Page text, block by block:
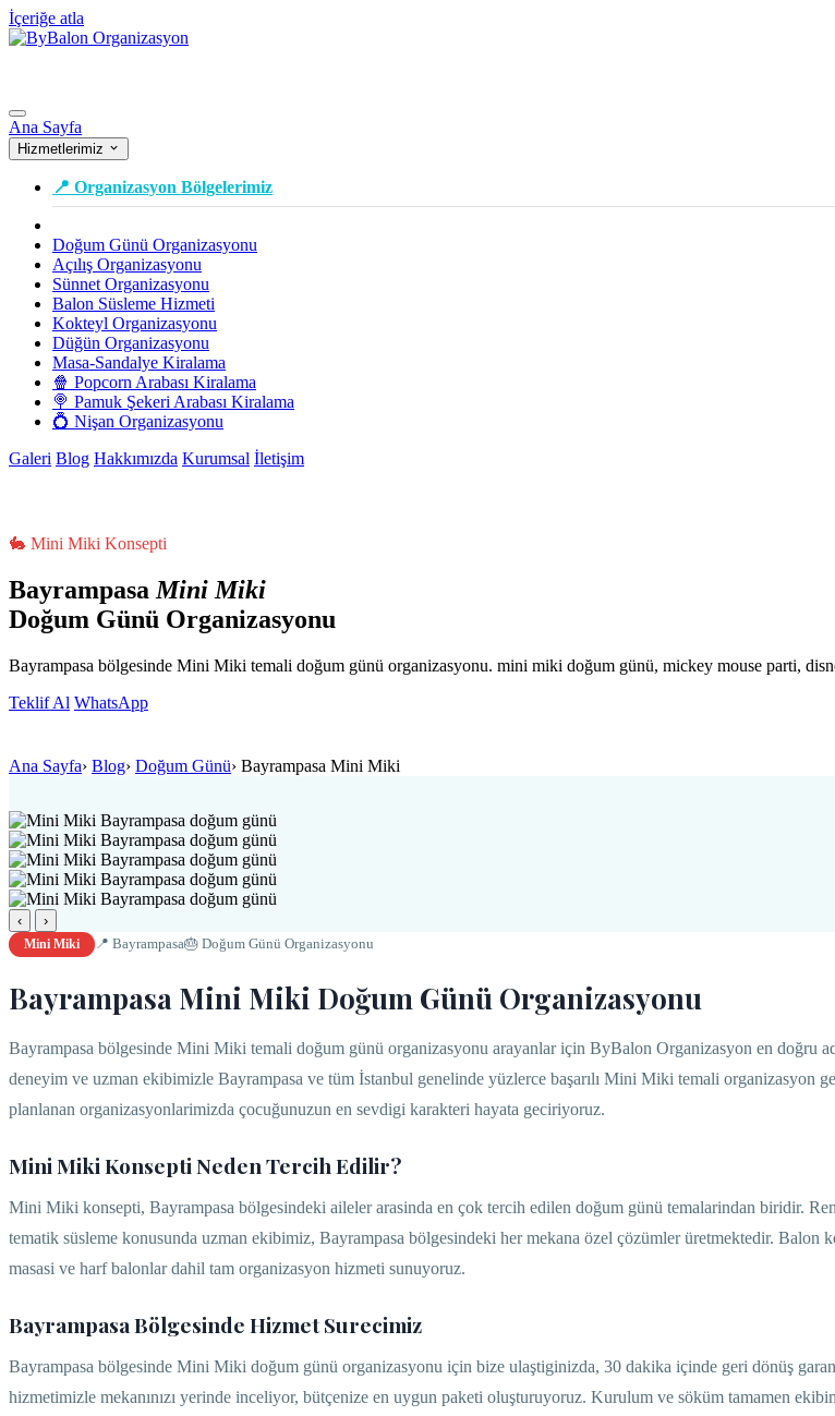
İçeriğe atla
Ana Sayfa
Hizmetlerimiz
📍 Organizasyon Bölgelerimiz
Doğum Günü Organizasyonu
Açılış Organizasyonu
Sünnet Organizasyonu
Balon Süsleme Hizmeti
Kokteyl Organizasyonu
Düğün Organizasyonu
Masa-Sandalye Kiralama
🍿 Popcorn Arabası Kiralama
🍭 Pamuk Şekeri Arabası Kiralama
💍 Nişan Organizasyonu
Galeri Blog Hakkımızda Kurumsal İletişim
🐇 Mini Miki Konsepti
Bayrampasa Mini Miki
Doğum Günü Organizasyonu
Bayrampasa bölgesinde Mini Miki temali doğum günü organizasyonu. mini miki doğum günü, mickey mouse parti,
Teklif Al WhatsApp
Ana Sayfa› Blog› Doğum Günü› Bayrampasa Mini Miki
‹ ›
Mini Miki 📍 Bayrampasa🎂 Doğum Günü Organizasyonu
Bayrampasa Mini Miki Doğum Günü Organizasyonu
Bayrampasa bölgesinde Mini Miki temali doğum günü organizasyonu arayanlar için ByBalon Organizasyon en doğru
deneyim ve uzman ekibimizle Bayrampasa ve tüm İstanbul genelinde yüzlerce başarılı Mini Miki temali organizasyon
planlanan organizasyonlarimizda çocuğunuzun en sevdigi karakteri hayata geciriyoruz.
Mini Miki Konsepti Neden Tercih Edilir?
Mini Miki konsepti, Bayrampasa bölgesindeki aileler arasinda en çok tercih edilen doğum günü temalarindan biridir.
tematik süsleme konusunda uzman ekibimiz, Bayrampasa bölgesindeki her mekana özel çözümler üretmektedir. Balon
masasi ve harf balonlar dahil tam organizasyon hizmeti sunuyoruz.
Bayrampasa Bölgesinde Hizmet Surecimiz
Bayrampasa bölgesinde Mini Miki doğum günü organizasyonu için bize ulaştiginizda, 30 dakika içinde geri dönüş
hizmetimizle mekanınızı yerinde inceliyor, bütçenize en uygun paketi oluşturuyoruz. Kurulum ve söküm tamamen